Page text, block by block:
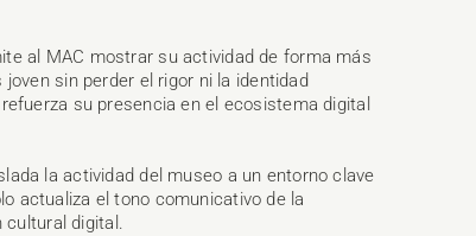
al MAC mostrar su actividad de forma más
sin perder el rigor ni la identidad
su presencia en el ecosistema digital
la actividad del museo a un entorno clave
actualiza el tono comunicativo de la
cultural digital.